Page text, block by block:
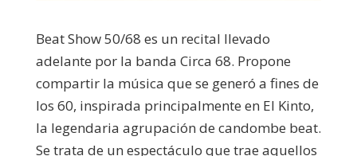
Beat Show 50/68 es un recital llevado
adelante por la banda Circa 68. Propone
compartir la música que se generó a fines de
los 60, inspirada principalmente en El Kinto,
la legendaria agrupación de candombe beat.
Se trata de un espectáculo que trae aquellos